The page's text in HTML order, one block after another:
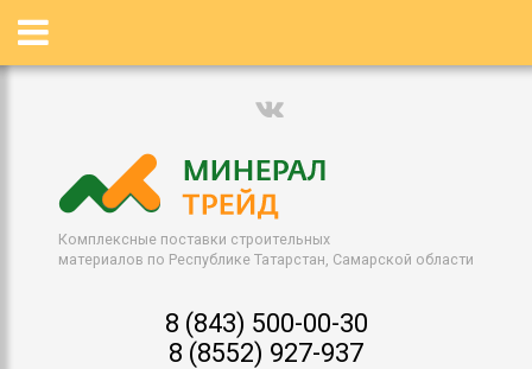
Комплексные поставки строительных
материалов по Республике Татарстан, Самарской области
8 (843) 500-00-30
8 (8552) 927-937